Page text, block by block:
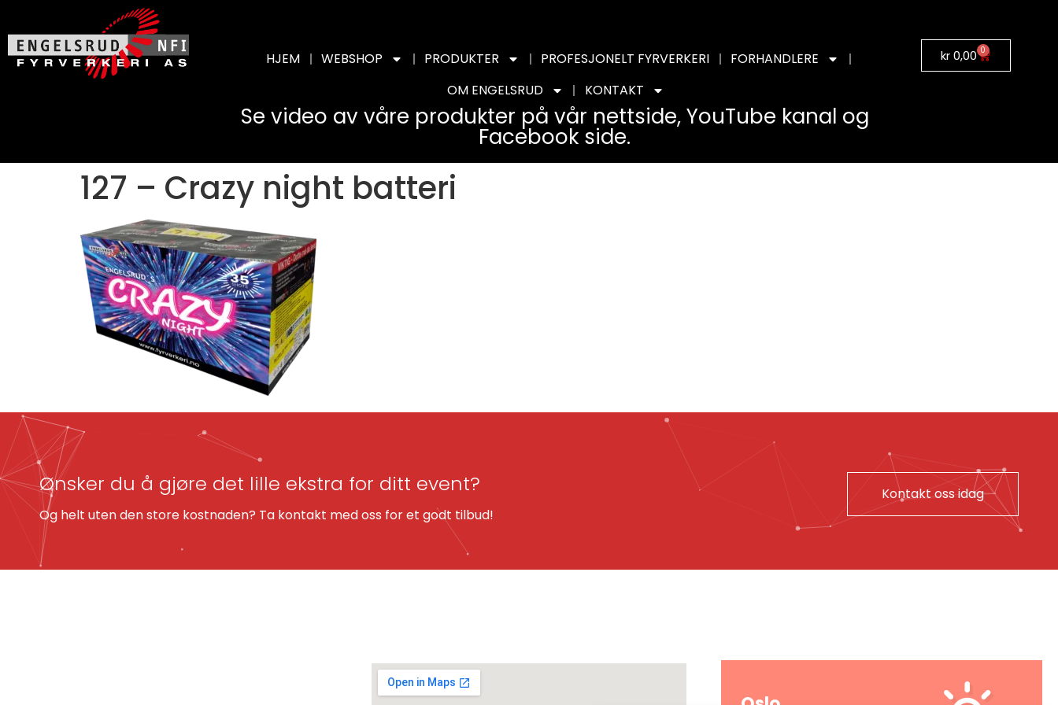
HJEM WEBSHOP PRODUKTER PROFESJONELT FYRVERKERI
FORHANDLERE
OM ENGELSRUD
KONTAKT
Se video av våre produkter på vår nettside, YouTube kanal og
Facebook side.
kr0,00 0
127 – Crazy night batteri
Ønsker du å gjøre det lille ekstra for ditt event?
Og helt uten den store kostnaden? Ta kontakt med oss for et godt tilbud!
Kontakt oss idag